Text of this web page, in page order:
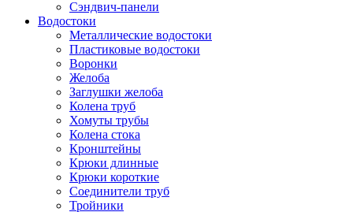
Сэндвич-панели
Водостоки
Металлические водостоки
Пластиковые водостоки
Воронки
Желоба
Заглушки желоба
Колена труб
Хомуты трубы
Колена стока
Кронштейны
Крюки длинные
Крюки короткие
Соединители труб
Тройники